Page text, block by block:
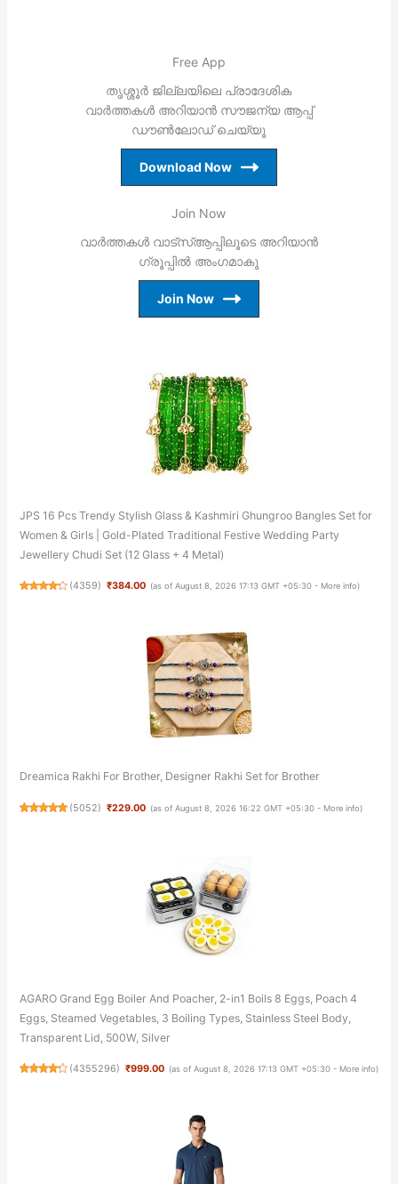
Free App
തൃശ്ശൂര്‍ ജില്ലയിലെ പ്രാദേശിക
വാര്‍ത്തകള്‍ അറിയാന്‍ സൗജന്യ ആപ്പ്
ഡൗണ്‍ലോഡ് ചെയ്യൂ
Download Now
Join Now
വാര്‍ത്തകള്‍ വാട്‌സ്ആപ്പിലൂടെ അറിയാന്‍
ഗ്രൂപ്പില്‍ അംഗമാകൂ
Join Now
JPS 16 Pcs Trendy Stylish Glass & Kashmiri Ghungroo Bangles Set for
Women & Girls | Gold-Plated Traditional Festive Wedding Party
Jewellery Chudi Set (12 Glass + 4 Metal)
(4359) ₹384.00 (as of August 8, 2026 17:13 GMT +05:30 - More info)
Dreamica Rakhi For Brother, Designer Rakhi Set for Brother
(5052) ₹229.00 (as of August 8, 2026 16:22 GMT +05:30 - More info)
AGARO Grand Egg Boiler And Poacher, 2-in1 Boils 8 Eggs, Poach 4
Eggs, Steamed Vegetables, 3 Boiling Types, Stainless Steel Body,
Transparent Lid, 500W, Silver
(4355296) ₹999.00 (as of August 8, 2026 17:13 GMT +05:30 - More info)